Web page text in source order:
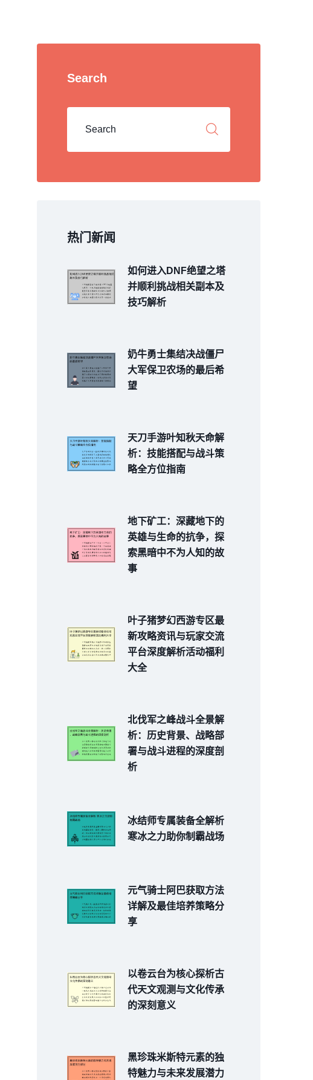
Search
热门新闻
如何进入DNF绝望之塔
并顺利挑战相关副本及
技巧解析
奶牛勇士集结决战僵尸
大军保卫农场的最后希
望
天刀手游叶知秋天命解
析：技能搭配与战斗策
略全方位指南
地下矿工：深藏地下的
英雄与生命的抗争，探
索黑暗中不为人知的故
事
叶子猪梦幻西游专区最
新攻略资讯与玩家交流
平台深度解析活动福利
大全
北伐军之峰战斗全景解
析：历史背景、战略部
署与战斗进程的深度剖
析
冰结师专属装备全解析
寒冰之力助你制霸战场
元气骑士阿巴获取方法
详解及最佳培养策略分
享
以卷云台为核心探析古
代天文观测与文化传承
的深刻意义
黑珍珠米斯特元素的独
特魅力与未来发展潜力